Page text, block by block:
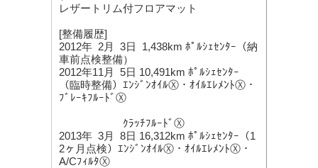
レザートリム付フロアマット
[整備履歴]
2012年 2月 3日 1,438km ﾎﾟﾙｼｪｾﾝﾀｰ（納
車前点検整備）
2012年11月 5日 10,491km ﾎﾟﾙｼｪｾﾝﾀｰ
（臨時整備）ｴﾝｼﾞﾝｵｲﾙⓍ・ｵｲﾙｴﾚﾒﾝﾄⓍ・
ﾌﾞﾚｰｷﾌﾙｰﾄﾞⓍ
ｸﾗｯﾁﾌﾙｰﾄﾞⓍ
2013年 3月 8日 16,312km ﾎﾟﾙｼｪｾﾝﾀｰ（1
2ヶ月点検）ｴﾝｼﾞﾝｵｲﾙⓍ・ｵｲﾙｴﾚﾒﾝﾄⓍ・
A/CﾌｨﾙﾀⓍ